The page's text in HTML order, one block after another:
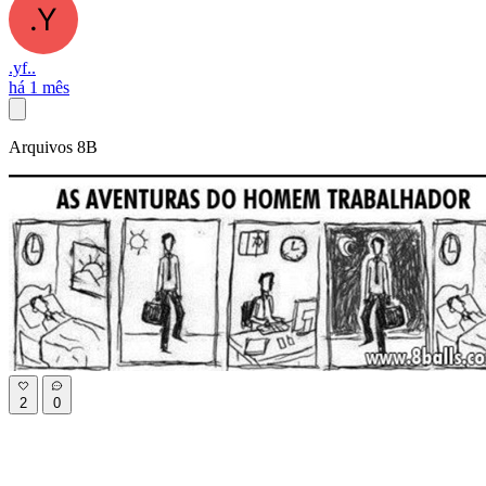
.yf..
há 1 mês
Arquivos 8B
2 0